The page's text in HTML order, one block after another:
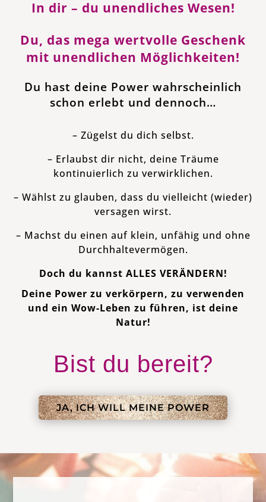
In dir – du unendliches Wesen!
Du, das mega wertvolle Geschenk
mit unendlichen Möglichkeiten!
Du hast deine Power wahrscheinlich
schon erlebt und dennoch…
– Zügelst du dich selbst.
– Erlaubst dir nicht, deine Träume
kontinuierlich zu verwirklichen.
– Wählst zu glauben, dass du vielleicht (wieder)
versagen wirst.
– Machst du einen auf klein, unfähig und ohne
Durchhaltevermögen.
Doch du kannst ALLES VERÄNDERN!
Deine Power zu verkörpern, zu verwenden
und ein Wow-Leben zu führen, ist deine
Natur!
Bist du bereit?
JA, ICH WILL MEINE POWER